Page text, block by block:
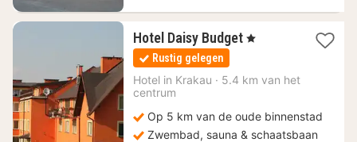
Hotel Daisy Budget 1
37,47
, 1 Sterren
Rustig gelegen
Hotel in Krakau · 5.4 km van het
centrum
Op 5 km van de oude binnenstad
Zwembad, sauna & schaatsbaan